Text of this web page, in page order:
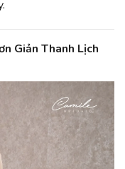
Giản Thanh Lịch